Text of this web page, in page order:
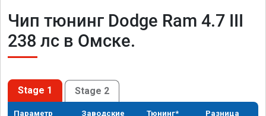
Чип тюнинг Dodge Ram 4.7 III
238 лс в Омске.
Stage 1 Stage 2
Параметр Заводские Тюнинг* Разница